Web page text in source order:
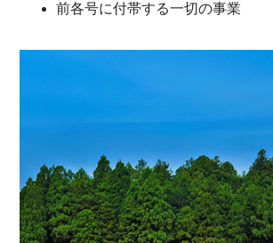
前各号に付帯する一切の事業